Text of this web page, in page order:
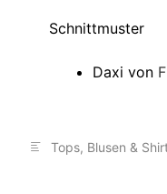
Schnittmuster
Daxi von
Tops, Blusen &